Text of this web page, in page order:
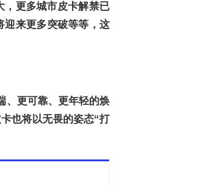
，更多城市皮卡解禁已
迎来更多突破等等，这
、更可靠、更年轻的焕
也将以无畏的姿态“打